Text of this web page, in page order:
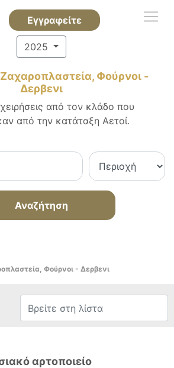
Εγγραφείτε
2025
Ζαχαροπλαστεία, Φούρνοι -
Δερβενι
από τον κλάδο που
από την κατάταξη Αετοί.
Αναζήτηση
Φούρνοι - Δερβενι
αρτοποιείο